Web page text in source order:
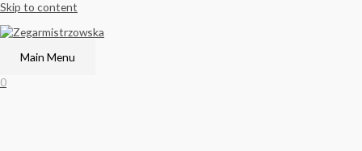
Skip to content
Main Menu
0